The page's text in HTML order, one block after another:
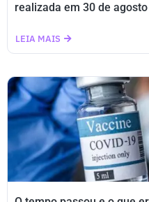
realizada em 30 de agosto
LEIA MAIS